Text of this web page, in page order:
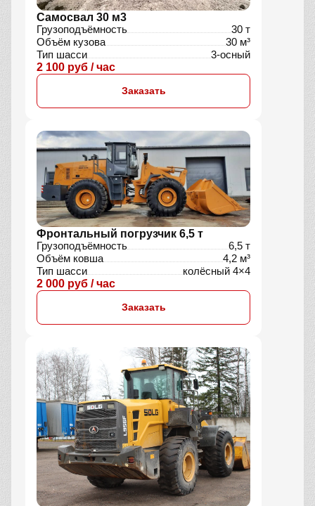
Самосвал 30 м3
Грузоподъёмность
30 т
Объём кузова
30 м³
Тип шасси
3-осный
2 100 руб / час
Заказать
Фронтальный погрузчик 6,5 т
Грузоподъёмность
6,5 т
Объём ковша
4,2 м³
Тип шасси
колёсный 4×4
2 000 руб / час
Заказать